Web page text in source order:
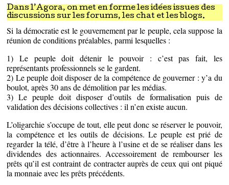
Dans l’Agora, on met en forme les idées issues des
discussions sur les forums, les chat et les blogs.
Si la démocratie est le gouvernement par le peuple, cela suppose la
réunion de conditions préalables, parmi lesquelles :
1) Le peuple doit détenir le pouvoir : c’est pas fait, les
représentants professionnels se le gardent.
2) Le peuple doit disposer de la compétence de gouverner : y’a du
boulot, après 30 ans de démolition par les médias.
3) Le peuple doit disposer d’outils de formalisation puis de
validation des décisions collectives : il n’en existe aucun.
L’oligarchie s’occupe de tout, elle peut donc se réserver le pouvoir,
la compétence et les outils de décisions. Le peuple est prié de
regarder la télé, d’être à l’heure à l’usine et de se réaliser dans les
dividendes des actionnaires. Accessoirement de rembourser les
prêts qu’il est contraint de contracter auprès de ceux qui ont piqué
la monnaie avec les prêts précédents.